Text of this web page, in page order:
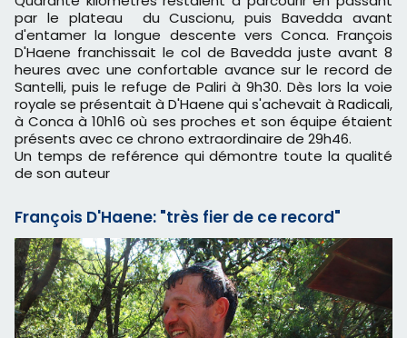
par le plateau du Cuscionu, puis Bavedda avant
d'entamer la longue descente vers Conca. François
D'Haene franchissait le col de Bavedda juste avant 8
heures avec une confortable avance sur le record de
Santelli, puis le refuge de Paliri à 9h30. Dès lors la voie
royale se présentait à D'Haene qui s'achevait à Radicali,
à Conca à 10h16 où ses proches et son équipe étaient
présents avec ce chrono extraordinaire de 29h46.
Un temps de reférence qui démontre toute la qualité
de son auteur
François D'Haene: "très fier de ce record"